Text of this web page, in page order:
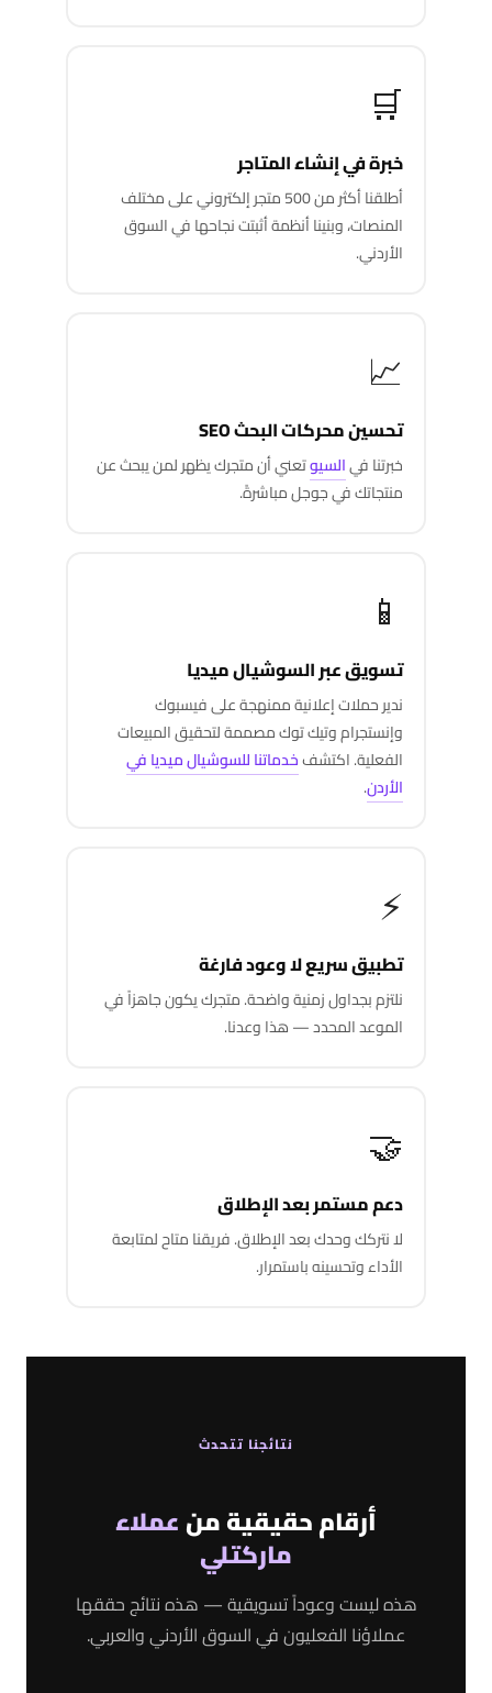
🛒
خبرة في إنشاء المتاجر
أطلقنا أكثر من 500 متجر إلكتروني على مختلف
المنصات، وبنينا أنظمة أثبتت نجاحها في السوق
الأردني.
📈
تحسين محركات البحث SEO
خبرتنا فيالسيوتعني أن متجرك يظهر لمن يبحث عن
منتجاتك في جوجل مباشرةً.
📱
تسويق عبر السوشيال ميديا
ندير حملات إعلانية ممنهجة على فيسبوك
وإنستجرام وتيك توك مصممة لتحقيق المبيعات
الفعلية. اكتشفخدماتنا للسوشيال ميديا في
الأردن.
⚡
تطبيق سريع لا وعود فارغة
نلتزم بجداول زمنية واضحة. متجرك يكون جاهزاً في
الموعد المحدد — هذا وعدنا.
🤝
دعم مستمر بعد الإطلاق
لا نتركك وحدك بعد الإطلاق. فريقنا متاح لمتابعة
الأداء وتحسينه باستمرار.
نتائجنا تتحدث
أرقام حقيقية منعملاء
ماركتلي
هذه ليست وعوداً تسويقية — هذه نتائج حققها
عملاؤنا الفعليون في السوق الأردني والعربي.